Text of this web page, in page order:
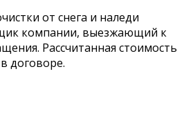
от снега и наледи
компании, выезжающий к
Рассчитанная стоимость
договоре.